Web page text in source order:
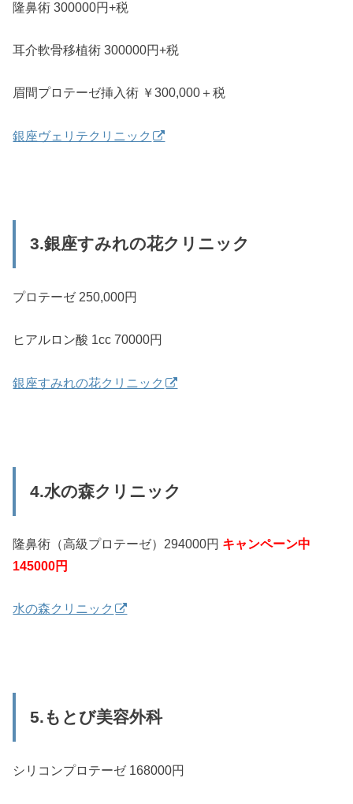
隆鼻術 300000円+税
耳介軟骨移植術 300000円+税
眉間プロテーゼ挿入術 ￥300,000＋税
銀座ヴェリテクリニック
3.銀座すみれの花クリニック
プロテーゼ 250,000円
ヒアルロン酸 1cc 70000円
銀座すみれの花クリニック
4.水の森クリニック
隆鼻術（高級プロテーゼ）294000円 キャンペーン中
145000円
水の森クリニック
5.もとび美容外科
シリコンプロテーゼ 168000円